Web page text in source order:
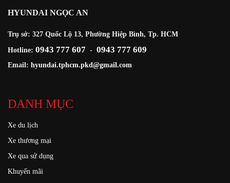
HYUNDAI NGỌC AN
Trụ sở: 327 Quốc Lộ 13, Phường Hiệp Bình, Tp. HCM
Hotline: 0943 777 607 - 0943 777 609
Email: hyundai.tphcm.pkd@gmail.com
DANH MỤC
Xe du lịch
Xe thương mại
Xe qua sử dụng
Khuyến mãi